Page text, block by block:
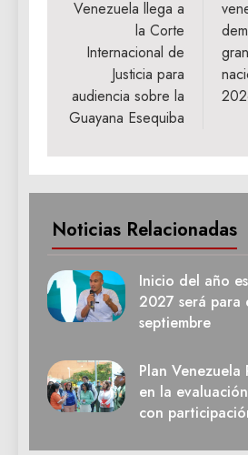
entradas
Venezuela llega a
la Corte
Internacional de
Justicia para
audiencia sobre la
Guayana Esequiba
Noticias Relacionadas
Inicio del año
2027 será para
septiembre
Plan Venezuela
en la
con